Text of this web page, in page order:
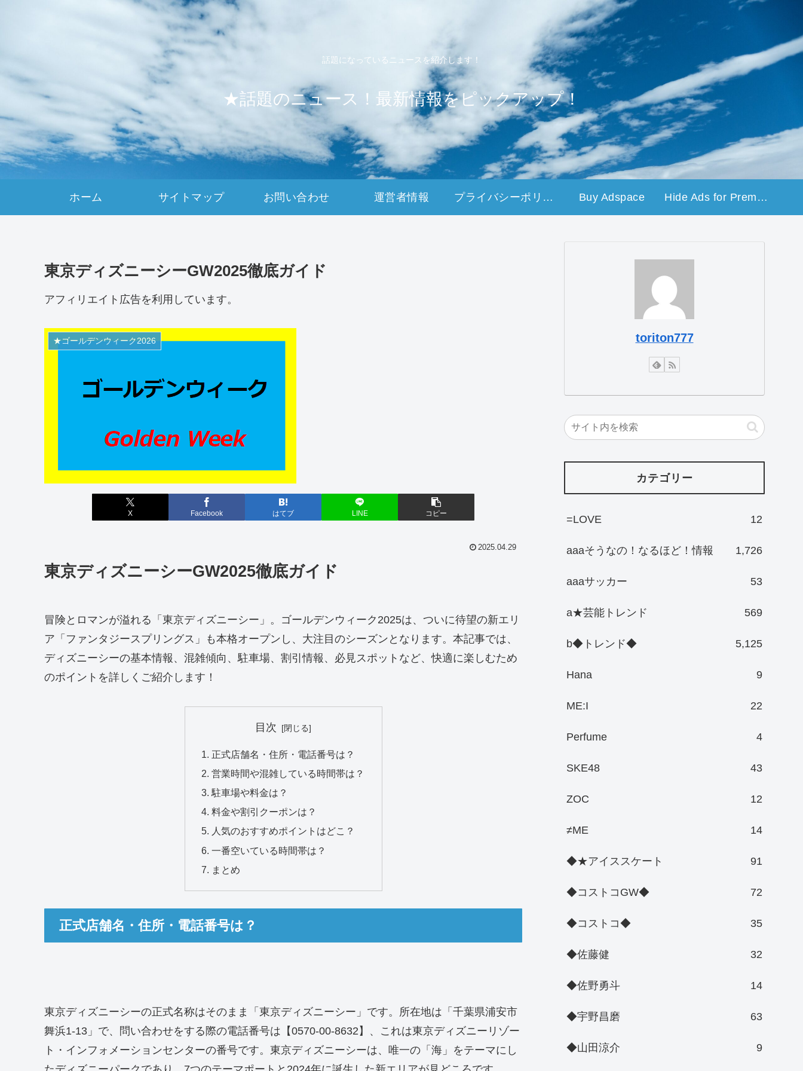
話題になっているニュースを紹介します！
★話題のニュース！最新情報をピックアップ！
ホーム サイトマップ お問い合わせ 運営者情報 プライバシーポリシー Buy Adspace Hide Ads for Premium Members
東京ディズニーシーGW2025徹底ガイド
アフィリエイト広告を利用しています。
★ゴールデンウィーク2026
X Facebook はてブ LINE コピー
2025.04.29
東京ディズニーシーGW2025徹底ガイド
冒険とロマンが溢れる「東京ディズニーシー」。ゴールデンウィーク2025は、ついに待望の新エリ
ア「ファンタジースプリングス」も本格オープンし、大注目のシーズンとなります。本記事では、
ディズニーシーの基本情報、混雑傾向、駐車場、割引情報、必見スポットなど、快適に楽しむため
のポイントを詳しくご紹介します！
目次
正式店舗名・住所・電話番号は？
営業時間や混雑している時間帯は？
駐車場や料金は？
料金や割引クーポンは？
人気のおすすめポイントはどこ？
一番空いている時間帯は？
まとめ
正式店舗名・住所・電話番号は？
東京ディズニーシーの正式名称はそのまま「東京ディズニーシー」です。所在地は「千葉県浦安市
舞浜1-13」で、問い合わせをする際の電話番号は【0570-00-8632】、これは東京ディズニーリゾー
ト・インフォメーションセンターの番号です。東京ディズニーシーは、唯一の「海」をテーマにし
toriton777
カテゴリー
=LOVE 12
aaaそうなの！なるほど！情報 1,726
aaaサッカー 53
a★芸能トレンド 569
b◆トレンド◆ 5,125
Hana 9
ME:I 22
Perfume 4
SKE48 43
ZOC 12
≠ME 14
◆★アイススケート 91
◆コストコGW◆ 72
◆コストコ◆ 35
◆佐藤健 32
◆佐野勇斗 14
◆宇野昌磨 63
◆山田涼介 9